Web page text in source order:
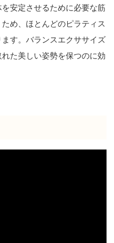
安定させるために必要な筋
め、ほとんどのピラティス
す。バランスエクササイズ
た美しい姿勢を保つのに効